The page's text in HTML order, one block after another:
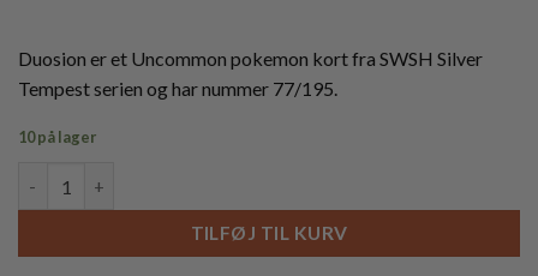
Duosion er et Uncommon pokemon kort fra SWSH Silver
Tempest serien og har nummer 77/195.
10 på lager
TILFØJ TIL KURV